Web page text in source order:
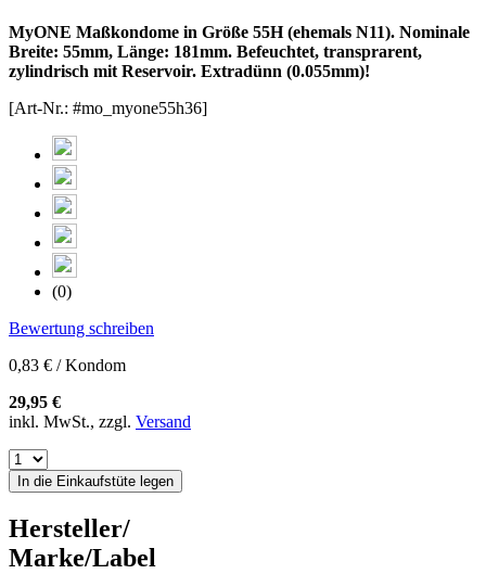
MyONE Maßkondome in Größe 55H (ehemals N11). Nominale
Breite: 55mm, Länge: 181mm. Befeuchtet, transprarent,
zylindrisch mit Reservoir. Extradünn (0.055mm)!
[Art-Nr.: #mo_myone55h36]
(0)
Bewertung schreiben
0,83 € / Kondom
29,95 €
inkl. MwSt., zzgl. Versand
In die Einkaufstüte legen
Hersteller/
Marke/Label